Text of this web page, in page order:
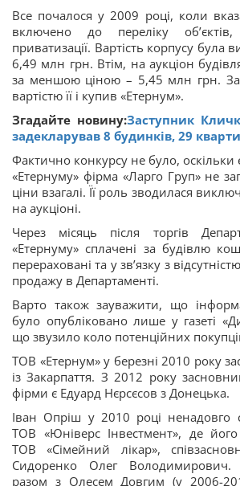
Все почалося у 2009 році, коли
включено до переліку
приватизації. Вартість корпусу була
6,49 млн грн. Втім, на аукціон
за меншою ціною – 5,45 млн грн. За
вартістю її і купив «Етернум».
Згадайте новину:Заступник
задекларував 8 будинків, 29
Фактично конкурсу не було,
«Етернуму» фірма «Ларго Груп» не
ціни взагалі. Її роль зводилася
на аукціоні.
Через місяць після торгів
«Етернуму» сплачені за будівлю
перераховані та у зв’язку з
продажу в Департаменті.
Варто також зауважити, що
було опубліковано лише у газеті
що звузило коло потенційних
ТОВ «Етернум» у березні 2010 року
із Закарпаття. З 2012 року
фірми є Едуард Нєрсєсов з Донецька.
Іван Опріш у 2010 році ненадовго
ТОВ «Юніверс Інвестмент», де
ТОВ «Сімейний лікар»,
Сидоренко Олег Володимирович.
разом з Олесем Довгим (у 2006-